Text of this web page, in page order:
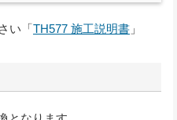
い「TH577 施工説明書 」